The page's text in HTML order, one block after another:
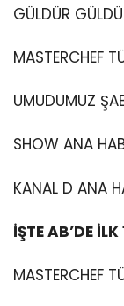
GÜLDÜR
MASTERCHEF
UMUDUMUZ
SHOW ANA
KANAL D ANA
İŞTE AB’DE
MASTERCHEF